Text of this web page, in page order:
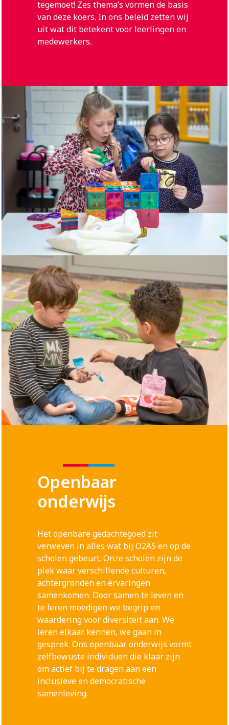
tegemoet! Zes thema’s vormen de basis
van deze koers. In ons beleid zetten wij
uit wat dit betekent voor leerlingen en
medewerkers.
Openbaar
onderwijs
Het openbare gedachtegoed zit
verweven in alles wat bij O2A5 en op de
scholen gebeurt. Onze scholen zijn de
plek waar verschillende culturen,
achtergronden en ervaringen
samenkomen. Door samen te leven en
te leren moedigen we begrip en
waardering voor diversiteit aan. We
leren elkaar kennen, we gaan in
gesprek. Ons openbaar onderwijs vormt
zelfbewuste individuen die klaar zijn
om actief bij te dragen aan een
inclusieve en democratische
samenleving.